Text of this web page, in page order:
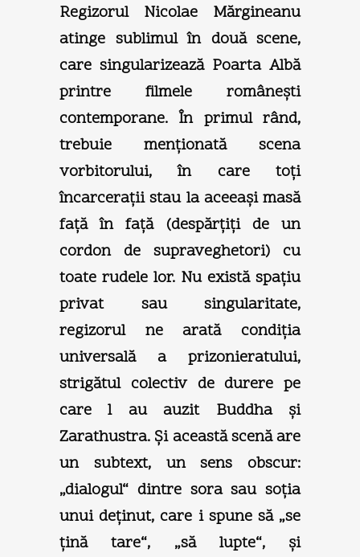
Regizorul Nicolae Mărgineanu
atinge sublimul în două scene,
care singularizează Poarta Albă
printre filmele româneşti
contemporane. În primul rând,
trebuie menţionată scena
vorbitorului, în care toţi
încarceraţii stau la aceeaşi masă
faţă în faţă (despărţiţi de un
cordon de supraveghetori) cu
toate rudele lor. Nu există spaţiu
privat sau singularitate,
regizorul ne arată condiţia
universală a prizonieratului,
strigătul colectiv de durere pe
care l au auzit Buddha şi
Zarathustra. Şi această scenă are
un subtext, un sens obscur:
„dialogul“ dintre sora sau soţia
unui deţinut, care i spune să „se
ţină tare“, „să lupte“, şi